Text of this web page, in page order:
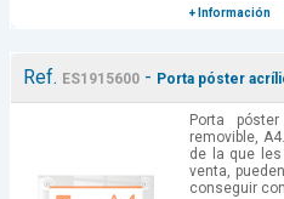
+ Información
Ref. ES1915600 - Porta póster
Porta
removible,
de la que
venta,
conseguir